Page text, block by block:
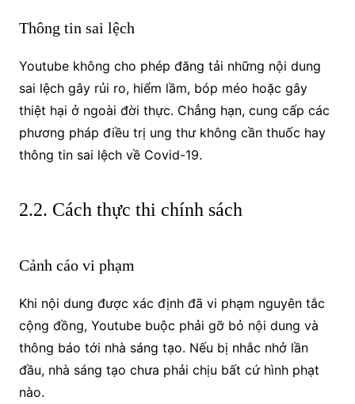
Thông tin sai lệch
Youtube không cho phép đăng tải những nội dung
sai lệch gây rủi ro, hiểm lầm, bóp méo hoặc gây
thiệt hại ở ngoài đời thực. Chẳng hạn, cung cấp các
phương pháp điều trị ung thư không cần thuốc hay
thông tin sai lệch về Covid-19.
2.2. Cách thực thi chính sách
Cảnh cáo vi phạm
Khi nội dung được xác định đã vi phạm nguyên tắc
cộng đồng, Youtube buộc phải gỡ bỏ nội dung và
thông báo tới nhà sáng tạo. Nếu bị nhắc nhở lần
đầu, nhà sáng tạo chưa phải chịu bất cứ hình phạt
nào.